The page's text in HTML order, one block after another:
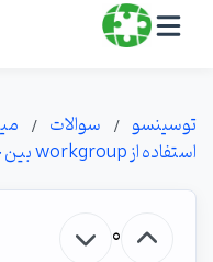
توسینسو سوالات
استفاده از workgroup بین چند سیستم lan و وای فای
0